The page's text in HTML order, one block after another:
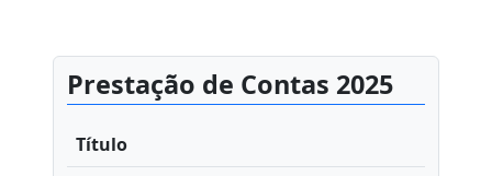
Prestação de Contas 2025
Título